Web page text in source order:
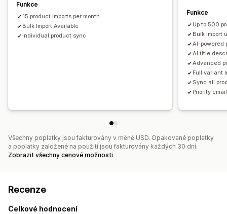
Funkce
15 product imports per month
Bulk Import Available
Individual product sync
Funkce
Up to 500
Bulk import
AI-powered
AI title
Advanced
Full variant
Sync all
Priority
Všechny poplatky jsou fakturovány v měně USD. Opakované poplatky
a poplatky založené na použití jsou fakturovány každých 30 dní.
Zobrazit všechny cenové možnosti
Recenze
Celkové hodnocení